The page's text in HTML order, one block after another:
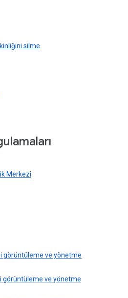
silme
Merkezi
görüntüleme ve yönetme
görüntüleme ve yönetme